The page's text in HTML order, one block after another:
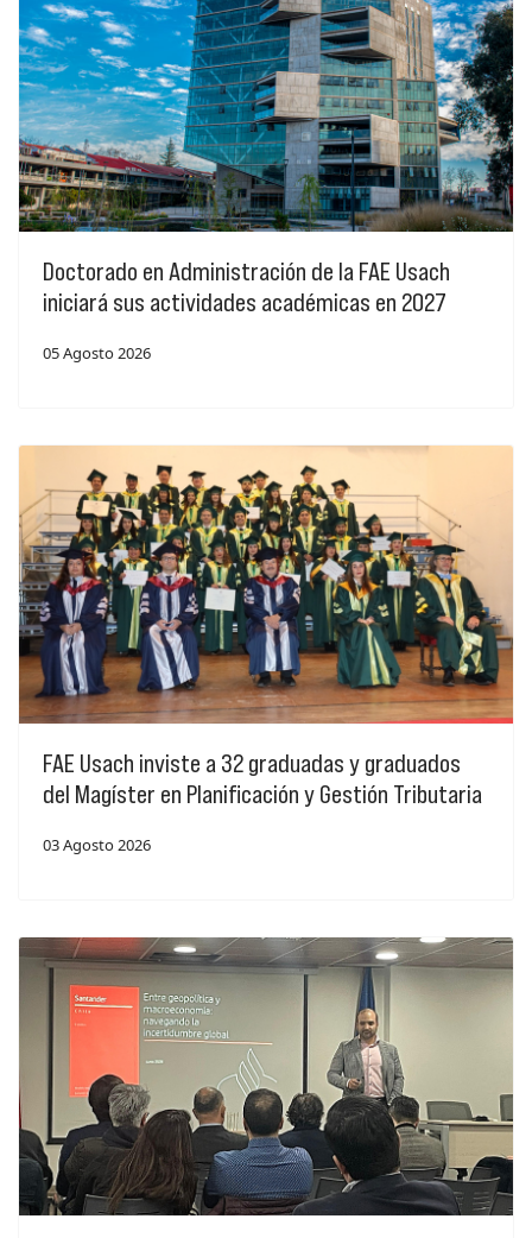
Doctorado en Administración de la FAE Usach
iniciará sus actividades académicas en 2027
05 Agosto 2026
FAE Usach inviste a 32 graduadas y graduados
del Magíster en Planificación y Gestión Tributaria
03 Agosto 2026